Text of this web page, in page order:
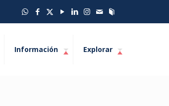
Información Explorar